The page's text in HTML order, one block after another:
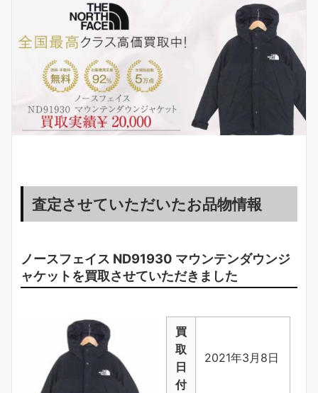
査定させていただいたお品物情報
ノースフェイス ND91930 マウンテンダウンジ
ャケットを買取させていただきました
買
取
日
付
2021年3月8日